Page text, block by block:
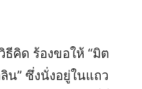
คิด ร้องขอให้ “มิต
น” ซึ่งนั่งอยู่ในแถว